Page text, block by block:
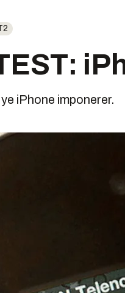
iPhone imponerer.